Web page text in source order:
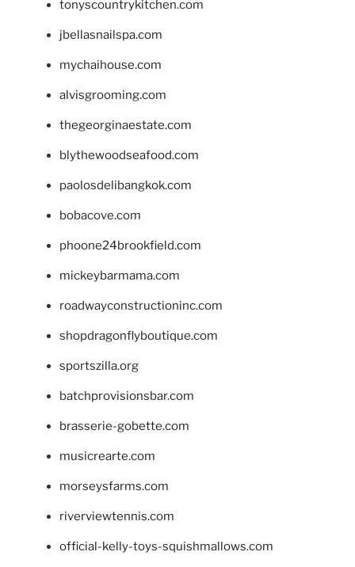
tonyscountrykitchen.com
jbellasnailspa.com
mychaihouse.com
alvisgrooming.com
thegeorginaestate.com
blythewoodseafood.com
paolosdelibangkok.com
bobacove.com
phoone24brookfield.com
mickeybarmama.com
roadwayconstructioninc.com
shopdragonflyboutique.com
sportszilla.org
batchprovisionsbar.com
brasserie-gobette.com
musicrearte.com
morseysfarms.com
riverviewtennis.com
official-kelly-toys-squishmallows.com